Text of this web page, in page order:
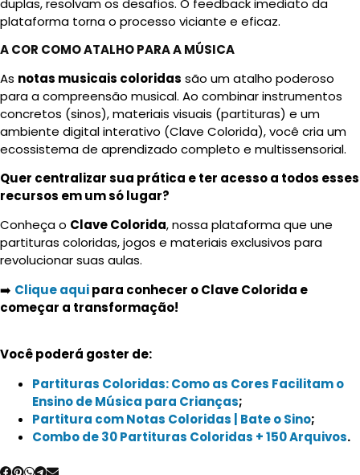
duplas, resolvam os desafios. O feedback imediato da
plataforma torna o processo viciante e eficaz.
A COR COMO ATALHO PARA A MÚSICA
As notas musicais coloridas são um atalho poderoso
para a compreensão musical. Ao combinar instrumentos
concretos (sinos), materiais visuais (partituras) e um
ambiente digital interativo (Clave Colorida), você cria um
ecossistema de aprendizado completo e multissensorial.
Quer centralizar sua prática e ter acesso a todos esses
recursos em um só lugar?
Conheça o Clave Colorida, nossa plataforma que une
partituras coloridas, jogos e materiais exclusivos para
revolucionar suas aulas.
➡️ Clique aquipara conhecer o Clave Colorida e
começar a transformação!
Você poderá goster de:
Partituras Coloridas: Como as Cores Facilitam o
Ensino de Música para Crianças;
Partitura com Notas Coloridas | Bate o Sino;
Combo de 30 Partituras Coloridas + 150 Arquivos.